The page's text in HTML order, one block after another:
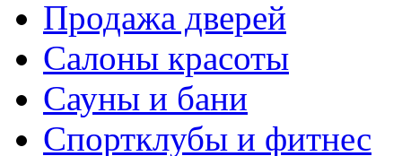
Продажа дверей
Салоны красоты
Сауны и бани
Спортклубы и фитнес